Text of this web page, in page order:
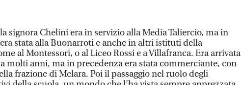
signora Chelini era in servizio alla Media Taliercio, ma in
stata alla Buonarroti e anche in altri istituti della
al Montessori, o al Liceo Rossi e a Villafranca. Era arrivata
molti anni, ma in precedenza era stata commerciante, con
frazione di Melara. Poi il passaggio nel ruolo degli